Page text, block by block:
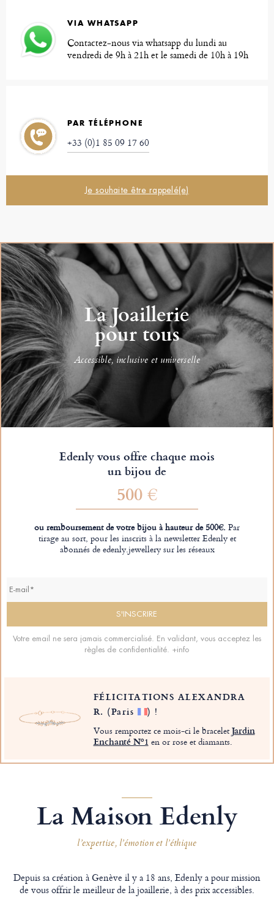
VIA WHATSAPP
Contactez-nous via whatsapp du lundi au
vendredi de 9h à 21h et le samedi de 10h à 19h
PAR TÉLÉPHONE
+33 (0)1 85 09 17 60
Je souhaite être rappelé(e)
La Joaillerie
pour tous
Accessible, inclusive et universelle
Edenly vous offre chaque mois
un bijou de
500 €
ou remboursement de votre bijou à hauteur de 500€.Par
tirage au sort, pour les inscrits à la newsletter Edenly et
abonnés de edenly.jewellery sur les réseaux
Votre email ne sera jamais commercialisé. En validant, vous acceptez les
règles de confidentialité. +info
FÉLICITATIONS ALEXANDRA
R. (Paris ) !
Vous remportez ce mois-ci le braceletJardin
Enchanté Nº1 en or rose et diamants.
La Maison Edenly
l’expertise, l’émotion et l’éthique
Depuis sa création à Genève il y a 18 ans, Edenly a pour mission
de vous offrir le meilleur de la joaillerie, à des prix accessibles.